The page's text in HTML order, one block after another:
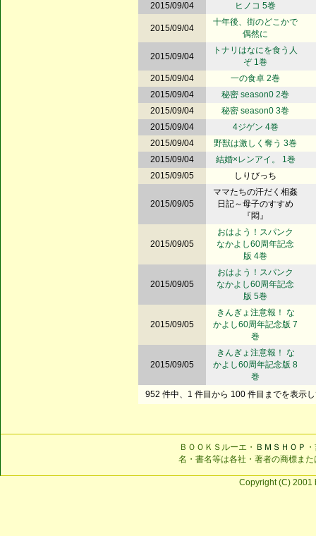
2015/09/04
ヒノコ 5巻
2015/09/04
十年後、街のどこかで
偶然に
2015/09/04
トナリはなにを食う人
ぞ 1巻
2015/09/04
一の食卓 2巻
2015/09/04
秘密 season0 2巻
2015/09/04
秘密 season0 3巻
2015/09/04
4ジゲン 4巻
2015/09/04
野獣は激しく奪う 3巻
2015/09/04
結婚×レンアイ。 1巻
2015/09/05
しりびっち
2015/09/05
ママたちの汗だく相姦
日記～母子のすすめ
『悶』
2015/09/05
おはよう！スパンク
なかよし60周年記念
版 4巻
2015/09/05
おはよう！スパンク
なかよし60周年記念
版 5巻
2015/09/05
きんぎょ注意報！ な
かよし60周年記念版 7
巻
2015/09/05
きんぎょ注意報！ な
かよし60周年記念版 8
巻
952 件中、1 件目から 100 件目までを表示
ＢＯＯＫＳルーエ・ ＢＭＳＨＯＰ
名・書名等は各社・著者の商標ま
Copyright (C) 2001